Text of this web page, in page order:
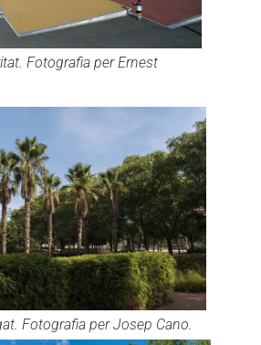
Fotografia per Ernest
Fotografia per Josep Cano.